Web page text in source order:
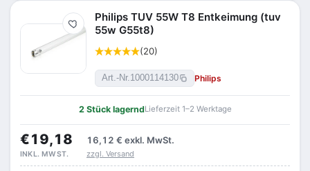
Merken
Philips TUV 55W T8 Entkeimung (tuv
55w G55t8)
(20)
Art.-Nr.1000114130 Philips
2 Stück lagerndLieferzeit 1–2 Werktage
€19,18 16,12 € exkl. MwSt.
INKL. MWST. zzgl. Versand